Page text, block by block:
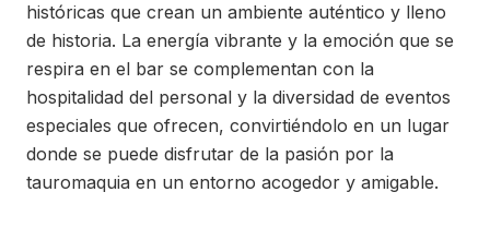
históricas que crean un ambiente auténtico y lleno
de historia. La energía vibrante y la emoción que se
respira en el bar se complementan con la
hospitalidad del personal y la diversidad de eventos
especiales que ofrecen, convirtiéndolo en un lugar
donde se puede disfrutar de la pasión por la
tauromaquia en un entorno acogedor y amigable.